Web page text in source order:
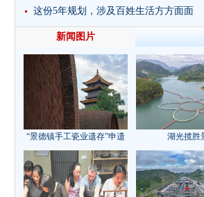
这份5年规划，涉及百姓生活方方面面
新闻图片
“景德镇手工瓷业遗存”申遗
成功
湖光揽胜